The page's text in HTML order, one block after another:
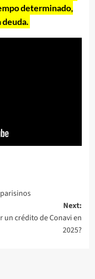
determinado,
Next:
un crédito de Conavi en
2025?